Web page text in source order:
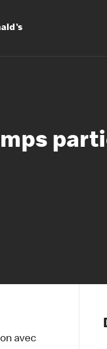
Les
Notre
Nos
avec